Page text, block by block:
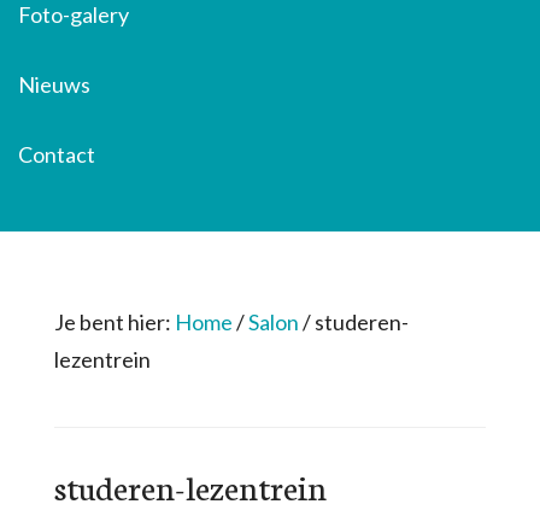
Foto-galery
Nieuws
Contact
Je bent hier: Home/Salon/studeren-
lezentrein
studeren-lezentrein